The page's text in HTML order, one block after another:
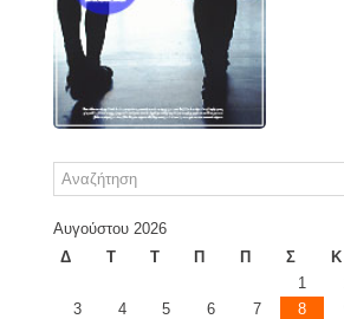
Αυγούστου 2026
Δ
Τ Τ Π Π Σ Κ
1
3
4 5 6 7 8